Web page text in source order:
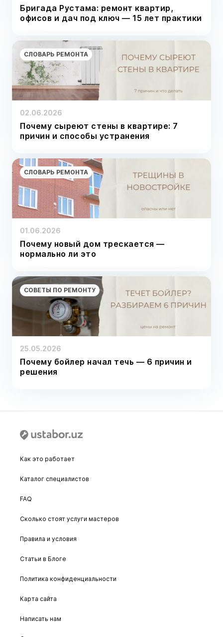
Бригада Рустама: ремонт квартир,
офисов и дач под ключ — 15 лет практики
СЛОВАРЬ РЕМОНТА
02.06.2026
Почему сыреют стены в квартире: 7
причин и способы устранения
СЛОВАРЬ РЕМОНТА
01.06.2026
Почему новый дом трескается —
нормально ли это
СОВЕТЫ ПО РЕМОНТУ
25.05.2026
Почему бойлер начал течь — 6 причин и
решения
Как это работает
Каталог специалистов
FAQ
Сколько стоят услуги мастеров
Правила и условия
Статьи в Блоге
Политика конфиденциальности
Карта сайта
Написать нам